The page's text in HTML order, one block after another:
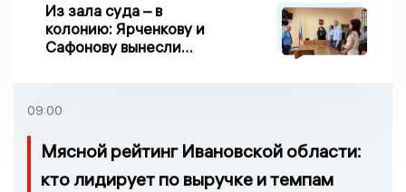
Из зала суда – в
колонию: Ярченкову и
Сафонову вынесли
09:00
Мясной рейтинг Ивановской области:
кто лидирует по выручке и темпам